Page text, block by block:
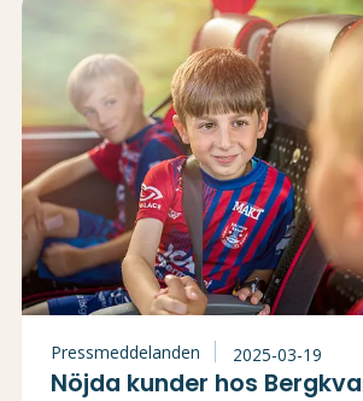
Pressmeddelanden 2025-03-19
Nöjda kunder hos